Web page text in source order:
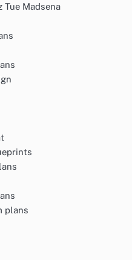
Tue Madsena
plans